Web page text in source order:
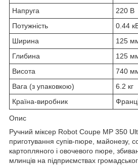
Напруга
220 В
Потужність
0.44
Ширина
125
Глибина
125
Висота
740
Вага (з упаковкою)
6.2 кг
Країна-виробник
Опис
Ручний міксер Robot Coupe MP 350
приготування супів-пюре, майонезу,
картопляного і овочевого пюре,
млинців на підприємствах